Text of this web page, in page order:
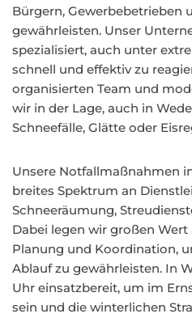
Bürgern, Gewerbebetrieben
gewährleisten. Unser
spezialisiert, auch unter
schnell und effektiv zu
organisierten Team und
wir in der Lage, auch in
Schneefälle, Glätte oder
Unsere Notfallmaßnahmen
breites Spektrum an
Schneeräumung,
Dabei legen wir großen
Planung und Koordination,
Ablauf zu gewährleisten. In
Uhr einsatzbereit, um im
sein und die winterlichen